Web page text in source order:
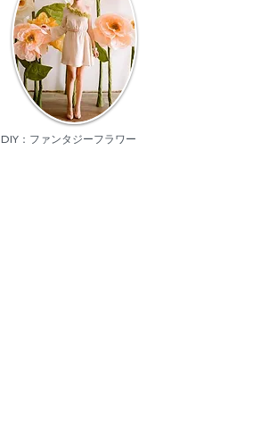
DIY：ファンタジーフラワー